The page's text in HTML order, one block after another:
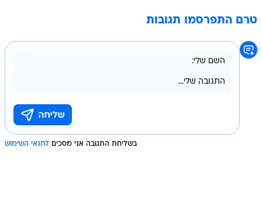
טרם התפרסמו תגובות
בשליחת התגובה אני מסכים לתנאי השימוש